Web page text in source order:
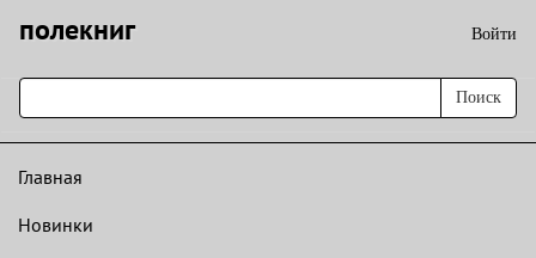
полекниг Войти
Поиск
Главная
Новинки